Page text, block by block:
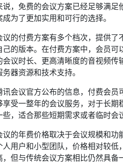
说，免费的会议方案已经足够满
成为了更加实用和可行的选择。
议的付费方案有多个档次，提供
己的版本。在付费方案中，会员
会议时长、更高清晰度的音视频
务器资源和技术支持。
讯会议官方公布的信息，付费会
享受一整年的会议服务，对于长
些，适合那些短期需求或者临时会
议的年费价格取决于会议规模和功
人用户和小型团队，价格相对较
，但与传统会议方案相比仍然具备